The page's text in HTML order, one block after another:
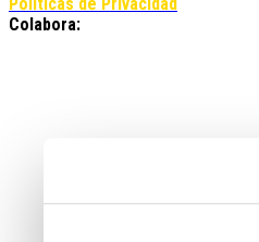
Colabora: